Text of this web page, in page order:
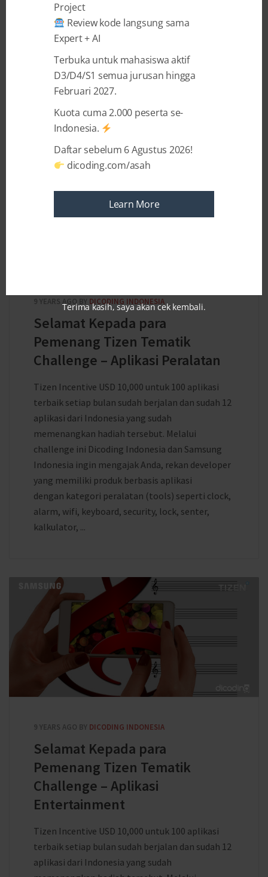
Android dalam seri Galaxy, telah menjadi salah
satu pilihan terbaik pengguna smartphone di
Indonesia maupun dunia. Samsung menyadari
bahwa kesuksesan sebuah perangkat
smartphone salah satunya terletak pada
kualitas perangkat dan konten dalam bentuk
9 YEARS AGO BY DICODING INDONESIA
Selamat Kepada para
Pemenang Tizen Tematik
Challenge – Aplikasi Peralatan
Tizen Incentive USD 10,000 untuk 100 aplikasi
terbaik setiap bulan sudah berjalan dan sudah 12
aplikasi dari Indonesia yang sudah
memenangkan hadiah tersebut. Melalui
challenge ini Dicoding Indonesia dan Samsung
Indonesia ingin mengajak Anda, rekan developer
yang memiliki produk berbasis aplikasi
dengan kategori peralatan (tools) seperti clock,
alarm, wifi, keyboard, security, lock, senter,
kalkulator, ...
9 YEARS AGO BY DICODING INDONESIA
Selamat Kepada para
Pemenang Tizen Tematik
Challenge – Aplikasi
Entertainment
Tizen Incentive USD 10,000 untuk 100 aplikasi
terbaik setiap bulan sudah berjalan dan sudah 12
aplikasi dari Indonesia yang sudah
Project
Review kode langsung sama
Expert + AI
Terbuka untuk mahasiswa aktif
D3/D4/S1 semua jurusan hingga
Februari 2027.
Kuota cuma 2.000 peserta se-
Indonesia.
Daftar sebelum 6 Agustus 2026!
dicoding.com/asah
Learn More
Terima kasih, saya akan cek kembali.